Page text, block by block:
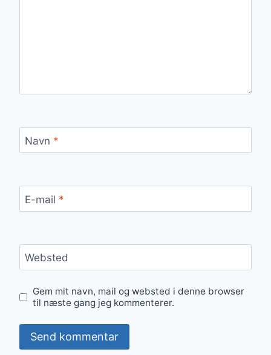
Navn *
E-mail *
Websted
Gem mit navn, mail og websted i denne browser
til næste gang jeg kommenterer.